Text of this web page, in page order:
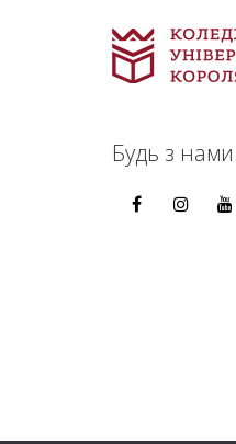
Будь з нами: